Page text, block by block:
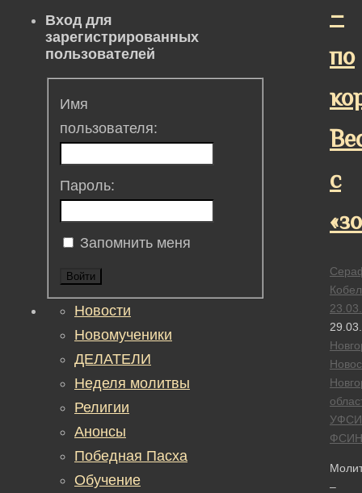
–
по
с
ФСИН
–
Вход для
зарегистрированных
пользователей
Имя
пользователя:
Пароль:
Запомнить меня
Войти
Новости
Новомученики
ДЕЛАТЕЛИ
Неделя молитвы
Религии
Анонсы
Победная Пасха
Обучение